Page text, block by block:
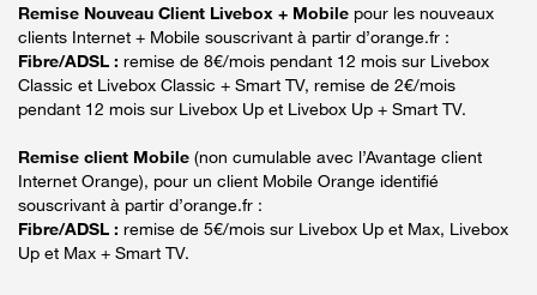
Remise Nouveau Client Livebox + Mobile pour les nouveaux
clients Internet + Mobile souscrivant à partir d’orange.fr :
Fibre/ADSL : remise de 8€/mois pendant 12 mois sur Livebox
Classic et Livebox Classic + Smart TV, remise de 2€/mois
pendant 12 mois sur Livebox Up et Livebox Up + Smart TV.
Remise client Mobile (non cumulable avec l’Avantage client
Internet Orange), pour un client Mobile Orange identifié
souscrivant à partir d’orange.fr :
Fibre/ADSL : remise de 5€/mois sur Livebox Up et Max, Livebox
Up et Max + Smart TV.